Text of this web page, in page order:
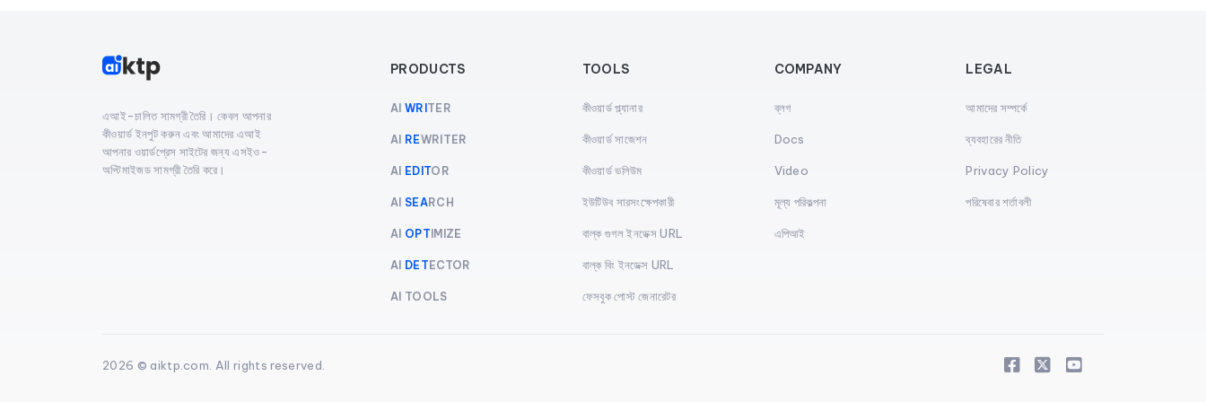
এআই-চালিত সামগ্রী তৈরি। কেবল আপনার
কীওয়ার্ড ইনপুট করুন এবং আমাদের এআই
আপনার ওয়ার্ডপ্রেস সাইটের জন্য এসইও-
অপ্টিমাইজড সামগ্রী তৈরি করে।
PRODUCTS
AI WRI TER
AI REWRITER
AI EDITOR
AI SEARCH
AI OPT IMIZE
AI DET ECTOR
AI TOOLS
TOOLS
কীওয়ার্ড প্ল্যানার
কীওয়ার্ড সাজেশন
কীওয়ার্ড ভলিউম
ইউটিউব সারসংক্ষেপকারী
বাল্ক গুগল ইনডেক্স URL
বাল্ক বিং ইনডেক্স URL
ফেসবুক পোস্ট জেনারেটর
COMPANY
ব্লগ
Docs
Video
মূল্য পরিকল্পনা
এপিআই
LEGAL
আমাদের সম্পর্কে
ব্যবহারের নীতি
Privacy Policy
পরিষেবার শর্তাবলী
2026 © aiktp.com. All rights reserved.